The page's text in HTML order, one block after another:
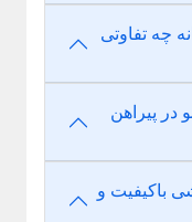
چه تفاوتی
در پیراهن
باکیفیت و